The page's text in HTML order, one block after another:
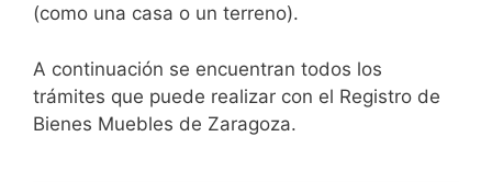
(como una casa o un terreno).
A continuación se encuentran todos los
trámites que puede realizar con el Registro de
Bienes Muebles de Zaragoza.